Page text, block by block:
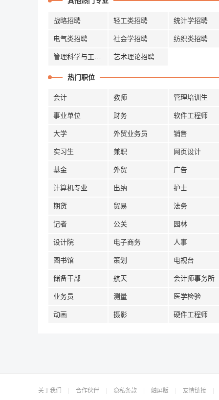
战略招聘 轻工类招聘 统计学招聘
电气类招聘 社会学招聘 纺织类招聘
艺术理论招聘
热门职位
会计 教师 管理培训生
事业单位 财务 软件工程师
大学 外贸业务员 销售
实习生 兼职 网页设计
基金 外贸 广告
计算机专业 出纳 护士
期货 贸易 法务
记者 公关 园林
设计院 电子商务 人事
图书馆 策划 电视台
储备干部 航天 会计师事务所
业务员 测量 医学检验
动画 摄影 硬件工程师
关于我们 合作伙伴 隐私条款 触屏版 友情链接